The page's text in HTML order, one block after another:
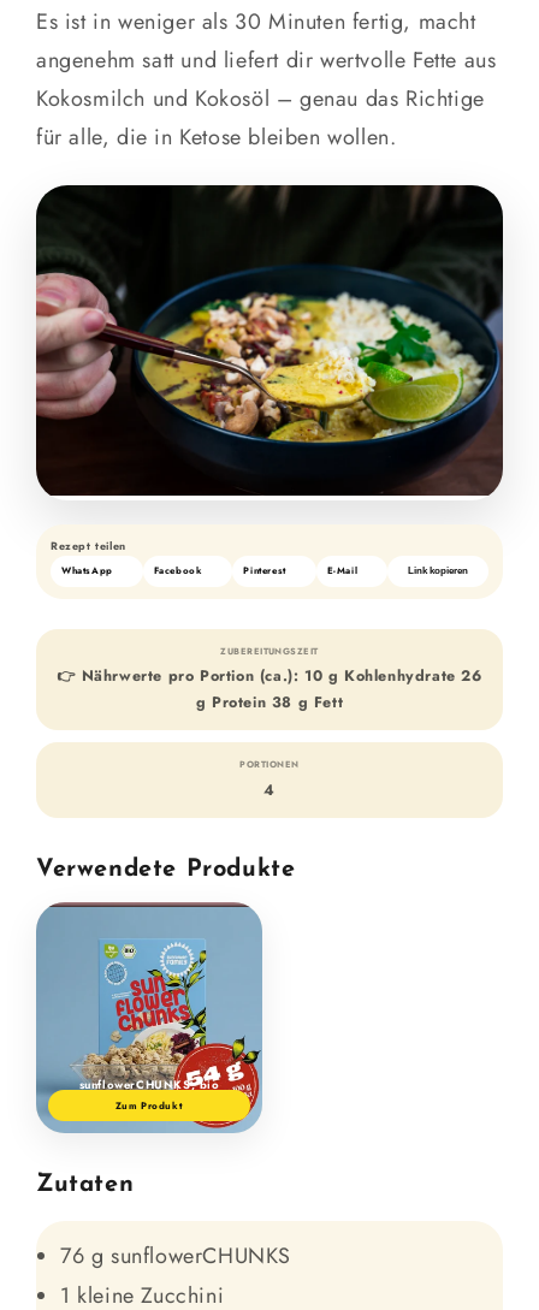
Es ist in weniger als 30 Minuten fertig, macht
angenehm satt und liefert dir wertvolle Fette aus
Kokosmilch und Kokosöl – genau das Richtige
für alle, die in Ketose bleiben wollen.
Rezept teilen
WhatsApp Facebook Pinterest E-Mail Link kopieren
ZUBEREITUNGSZEIT
👉 Nährwerte pro Portion (ca.): 10 g Kohlenhydrate 26
g Protein 38 g Fett
PORTIONEN
4
Verwendete Produkte
sunflowerCHUNKS, bio
Zum Produkt
Zutaten
76 g sunflowerCHUNKS
1 kleine Zucchini